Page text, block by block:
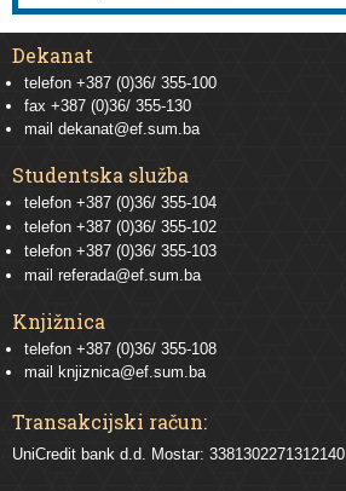
Dekanat
telefon +387 (0)36/ 355-100
fax +387 (0)36/ 355-130
mail dekanat@ef.sum.ba
Studentska služba
telefon +387 (0)36/ 355-104
telefon +387 (0)36/ 355-102
telefon +387 (0)36/ 355-103
mail referada@ef.sum.ba
Knjižnica
telefon +387 (0)36/ 355-108
mail
knjiznica@ef.sum.ba
Transakcijski račun:
UniCredit bank d.d. Mostar: 3381302271312140